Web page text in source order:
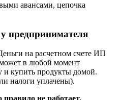
авансами, цепочка
предпринимателя
на расчетном счете ИП
в любой момент
и купить продукты домой.
налоги уплачены).